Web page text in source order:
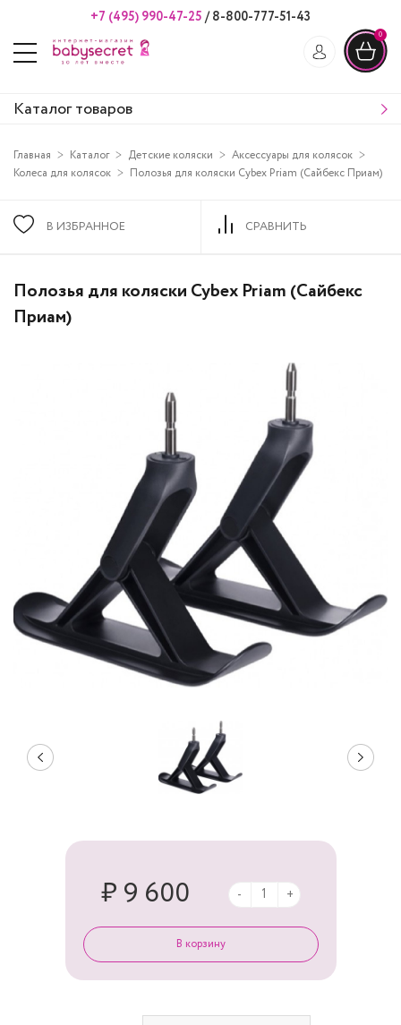
+7 (495) 990-47-25 /8-800-777-51-43
0
Каталог товаров
Главная Каталог Детские коляски
Аксессуары для колясок
Колеса для колясок
Полозья для коляски Cybex Priam (Сайбекс Приам)
В ИЗБРАННОЕ СРАВНИТЬ
Полозья для коляски Cybex Priam (Сайбекс
Приам)
₽ 9 600 - +